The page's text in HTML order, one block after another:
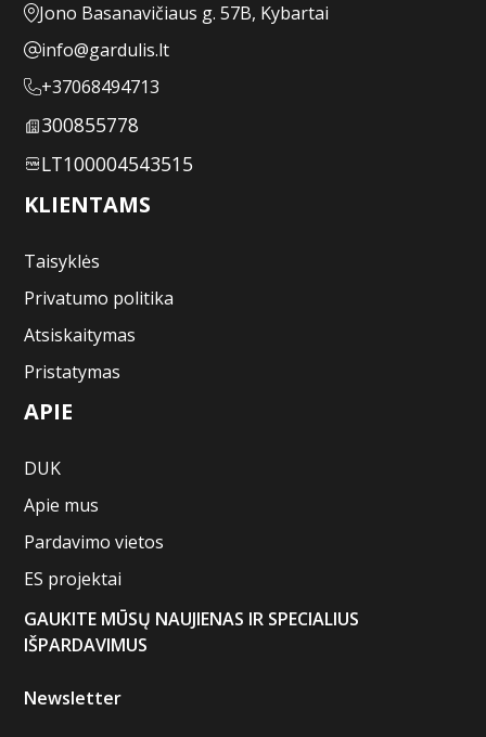
Jono Basanavičiaus g. 57B, Kybartai
info@gardulis.lt
+37068494713
300855778
LT100004543515
KLIENTAMS
Taisyklės
Privatumo politika
Atsiskaitymas
Pristatymas
APIE
DUK
Apie mus
Pardavimo vietos
ES projektai
GAUKITE MŪSŲ NAUJIENAS IR SPECIALIUS
IŠPARDAVIMUS
Newsletter